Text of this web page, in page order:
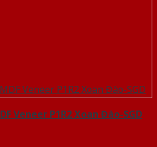
Veneer P1R2 Xoan Đào-SGD